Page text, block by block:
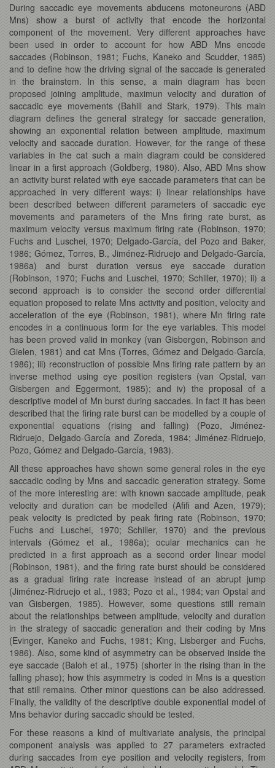
During saccadic eye movements abducens motoneurons (ABD
Mns) show a burst of activity that encode the horizontal
component of the movement. Very different approaches have
been used in order to account for how ABD Mns encode
saccades (Robinson, 1981; Fuchs, Kaneko and Scudder, 1985)
and to define how the driving signal of the saccade is generated
in the brainstem. In this sense, a main diagram has been
proposed joining amplitude, maximun velocity and duration of
saccadic eye movements (Bahill and Stark, 1979). This main
diagram defines the general strategy for saccade generation,
showing an exponential relation between amplitude, maximum
velocity and saccade duration. However, for the range of these
variables in the cat such a main diagram could be considered
linear in a first approach (Goldberg, 1980). Also, ABD Mns show
an activity burst related with eye saccade parameters that can be
approached in very different ways: i) linear relationships have
been described between different parameters of saccadic eye
movements and parameters of the Mns firing rate burst, as
maximum velocity versus maximum firing rate (Robinson, 1970;
Fuchs and Luschei, 1970; Delgado-García, del Pozo and Baker,
1986; Gómez, Torres, B., Jiménez-Ridruejo and Delgado-García,
1986a) and burst duration versus eye saccade duration
(Robinson, 1970; Fuchs and Luschei, 1970; Schiller, 1970); ii) a
second approach is to consider the second order differential
equation proposed to relate Mns activity and position, velocity and
acceleration of the eye (Robinson, 1981), where Mn firing rate
encodes in a continuous form for the eye variables. This model
has been proved valid in monkey (van Gisbergen, Robinson and
Gielen, 1981) and cat Mns (Torres, Gómez and Delgado-García,
1986); iii) reconstruction of possible Mns firing rate pattern by an
inverse method using eye position registers (van Opstal, van
Gisbergen and Eggermont, 1985); and iv) the proposal of a
descriptive model of Mn burst during saccades. In fact it has been
described that the firing rate burst can be modelled by a couple of
exponential equations (rising and falling) (Pozo, Jiménez-
Ridruejo, Delgado-García and Zoreda, 1984; Jiménez-Ridruejo,
Pozo, Gómez and Delgado-García, 1983).
All these approaches have shown some general roles in the eye
saccadic coding by Mns and saccadic generation strategy. Some
of the more interesting are: with known saccade amplitude, peak
velocity and duration can be modelled (Afifi and Azen, 1979);
peak velocity is predicted by peak firing rate (Robinson, 1970;
Fuchs and Luschei, 1970; Schiller, 1970) and the previous
intervals (Gómez et al., 1986a); ocular mechanics can he
predicted in a first approach as a second order linear model
(Robinson, 1981), and the firing rate burst should be considered
as a gradual firing rate increase instead of an abrupt jump
(Jiménez-Ridruejo et al., 1983; Pozo et al., 1984; van Opstal and
van Gisbergen, 1985). However, some questions still remain
about the relationships between amplitude, velocity and duration
in the strategy of saccadic generation and their coding by Mns
(Evinger, Kaneko and Fuchs, 1981; King, Lisberger and Fuchs,
1986). Also, some kind of asymmetry can be observed inside the
eye saccade (Baloh et al., 1975) (shorter in the rising than in the
falling phase); how this asymmetry is coded in Mns is a question
that still remains. Other minor questions can be also addressed.
Finally, the validity of the descriptive double exponential model of
Mns behavior during saccadic should be tested.
For these reasons a kind of multivariate analysis, the principal
component analysis was applied to 27 parameters extracted
during saccades from eye position and velocity registers, from